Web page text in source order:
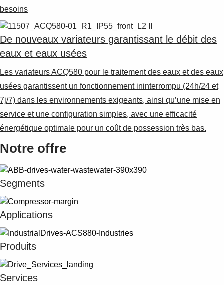
besoins
De nouveaux variateurs garantissant le débit des
eaux et eaux usées
Les variateurs ACQ580 pour le traitement des eaux et des eaux
usées garantissent un fonctionnement ininterrompu (24h/24 et
7j/7) dans les environnements exigeants, ainsi qu’une mise en
service et une configuration simples, avec une efficacité
énergétique optimale pour un coût de possession très bas.
Notre offre
Segments
Applications
Produits
Services